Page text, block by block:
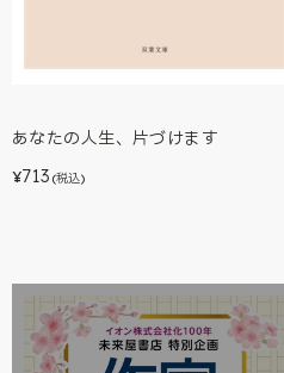
あなたの人生、片づけます
¥713 (税込)